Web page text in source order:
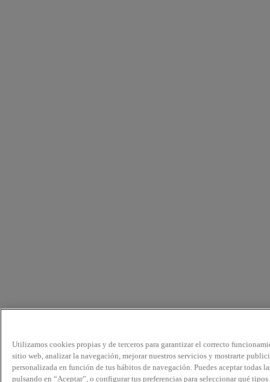
Utilizamos cookies propias y de terceros para garantizar el correcto
sitio web, analizar la navegación, mejorar nuestros servicios y mostrarte
personalizada en función de tus hábitos de navegación. Puedes aceptar todas
pulsando en “Aceptar”, o configurar tus preferencias para seleccionar qué tipos